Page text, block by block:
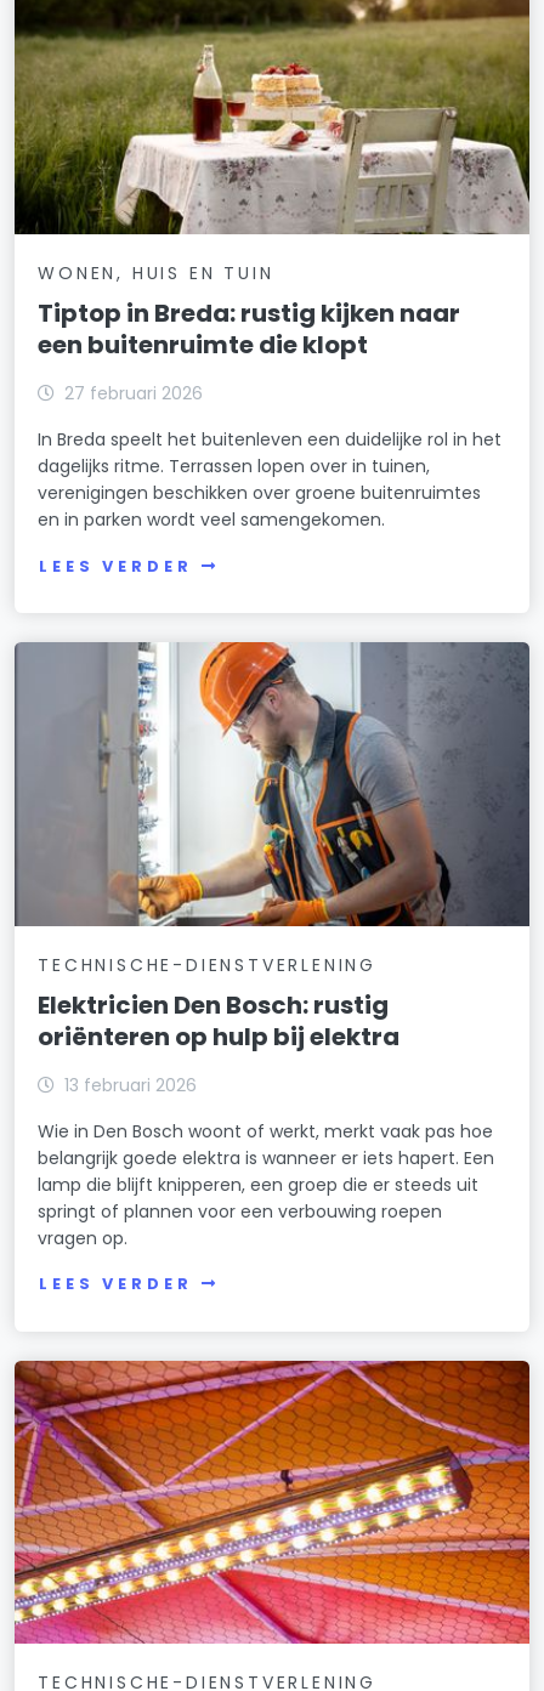
WONEN, HUIS EN TUIN
Tiptop in Breda: rustig kijken naar
een buitenruimte die klopt
27 februari 2026
In Breda speelt het buitenleven een duidelijke rol in het
dagelijks ritme. Terrassen lopen over in tuinen,
verenigingen beschikken over groene buitenruimtes
en in parken wordt veel samengekomen.
LEES VERDER
TECHNISCHE-DIENSTVERLENING
Elektricien Den Bosch: rustig
oriënteren op hulp bij elektra
13 februari 2026
Wie in Den Bosch woont of werkt, merkt vaak pas hoe
belangrijk goede elektra is wanneer er iets hapert. Een
lamp die blijft knipperen, een groep die er steeds uit
springt of plannen voor een verbouwing roepen
vragen op.
LEES VERDER
TECHNISCHE-DIENSTVERLENING